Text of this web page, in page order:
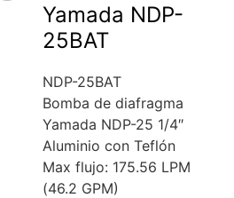
Yamada NDP-
25BAT
NDP-25BAT
Bomba de diafragma
Yamada NDP-25 1/4″
Aluminio con Teflón
Max flujo: 175.56 LPM
(46.2 GPM)